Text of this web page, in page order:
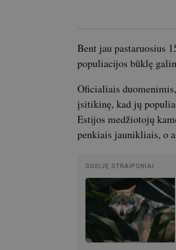
Bent jau pastaruosius
populiacijos būklę
Oficialiais
įsitikinę, kad jų
Estijos medžiotojų
penkiais jaunikliais, o
SUSIJĘ STRAIPSNIAI